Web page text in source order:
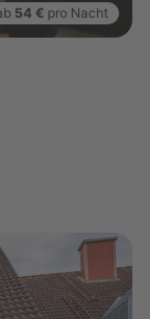
54 € pro Nacht